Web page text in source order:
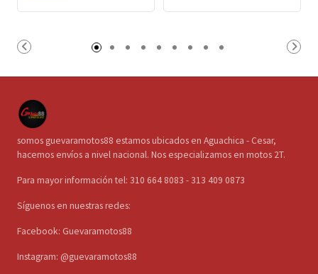
somos guevaramotos88 estamos ubicados en Aguachica - Cesar,
hacemos envíos a nivel nacional. Nos especializamos en motos 2T.
Para mayor información tel: 310 664 8083 - 313 409 0873
Síguenos en nuestras redes:
Facebook: Guevaramotos88
Instagram: @guevaramotos88